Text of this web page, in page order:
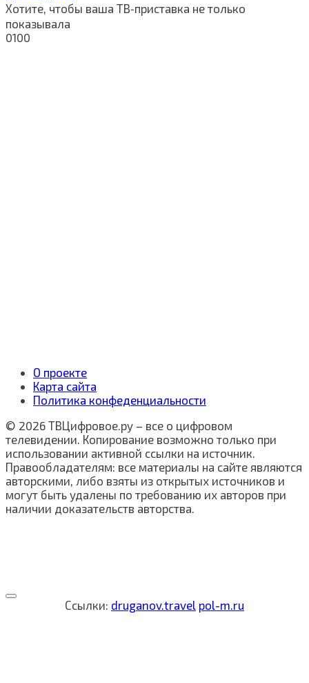
Хотите, чтобы ваша ТВ‑приставка не только
показывала
0100
О проекте
Карта сайта
Политика конфеденциальности
© 2026 ТВЦифровое.ру – все о цифровом
телевидении. Копирование возможно только при
использовании активной ссылки на источник.
Правообладателям: все материалы на сайте являются
авторскими, либо взяты из открытых источников и
могут быть удалены по требованию их авторов при
наличии доказательств авторства.
Ссылки: druganov.travel pol-m.ru